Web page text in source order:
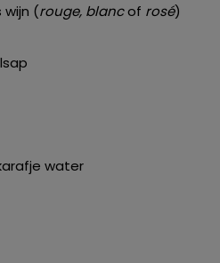
wijn (rouge, blancof rosé)
water